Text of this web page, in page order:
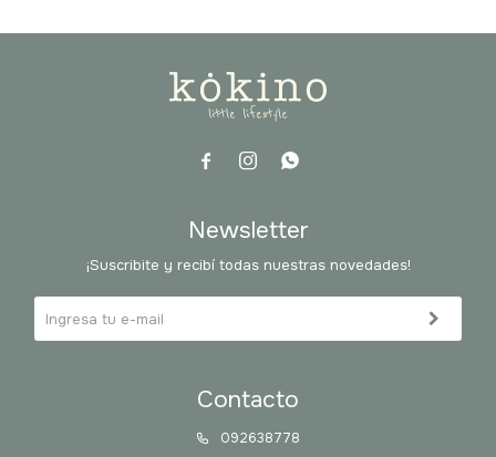
  
Contacto
092638778
Newsletter
¡Suscribite y recibí todas nuestras novedades!